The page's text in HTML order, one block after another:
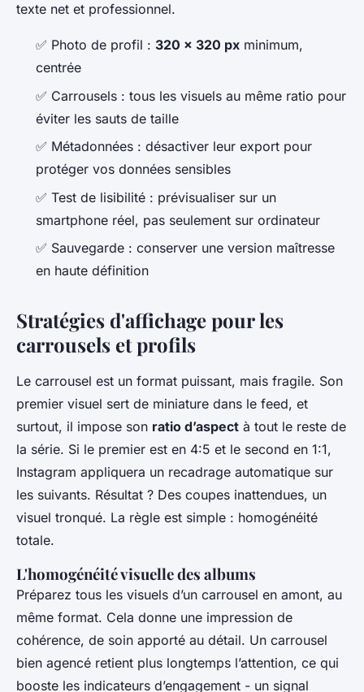
texte net et professionnel.
✅ Photo de profil : 320 x 320 px minimum,
centrée
✅ Carrousels : tous les visuels au même ratio pour
éviter les sauts de taille
✅ Métadonnées : désactiver leur export pour
protéger vos données sensibles
✅ Test de lisibilité : prévisualiser sur un
smartphone réel, pas seulement sur ordinateur
✅ Sauvegarde : conserver une version maîtresse
en haute définition
Stratégies d'affichage pour les
carrousels et profils
Le carrousel est un format puissant, mais fragile. Son
premier visuel sert de miniature dans le feed, et
surtout, il impose son ratio d’aspect à tout le reste de
la série. Si le premier est en 4:5 et le second en 1:1,
Instagram appliquera un recadrage automatique sur
les suivants. Résultat ? Des coupes inattendues, un
visuel tronqué. La règle est simple : homogénéité
totale.
L'homogénéité visuelle des albums
Préparez tous les visuels d’un carrousel en amont, au
même format. Cela donne une impression de
cohérence, de soin apporté au détail. Un carrousel
bien agencé retient plus longtemps l’attention, ce qui
booste les indicateurs d’engagement - un signal